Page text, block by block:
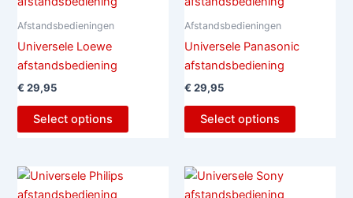
Afstandsbedieningen
Universele Loewe
afstandsbediening
€ 29,95
Select options
Afstandsbedieningen
Universele Panasonic
afstandsbediening
€ 29,95
Select options